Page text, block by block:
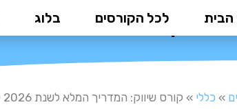
הבית לכל הקורסים בלוג2026 לבחירת המסלול שיזניק לך את הקריירה
» כללי » קורס שיווק: המדריך המלא לשנת 2026 לבחירת המסלול שיזניק לך את הקריירה